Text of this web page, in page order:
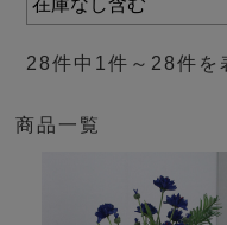
28件中1件～28件を
商品一覧